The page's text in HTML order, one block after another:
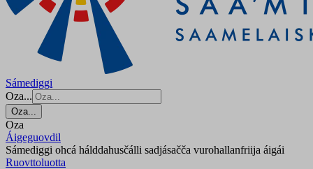
Sámediggi
Oza...
Oza...
Oza
Áigeguovdil
Sámediggi ohcá hálddahusčálli sadjásačča vurohallanfriija áigái
Ruovttoluotta